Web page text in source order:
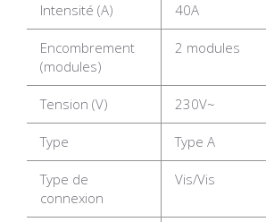
Intensité (A) 40A
Encombrement
(modules)
2 modules
Tension (V) 230V~
Type Type A
Type de
connexion
Vis/Vis